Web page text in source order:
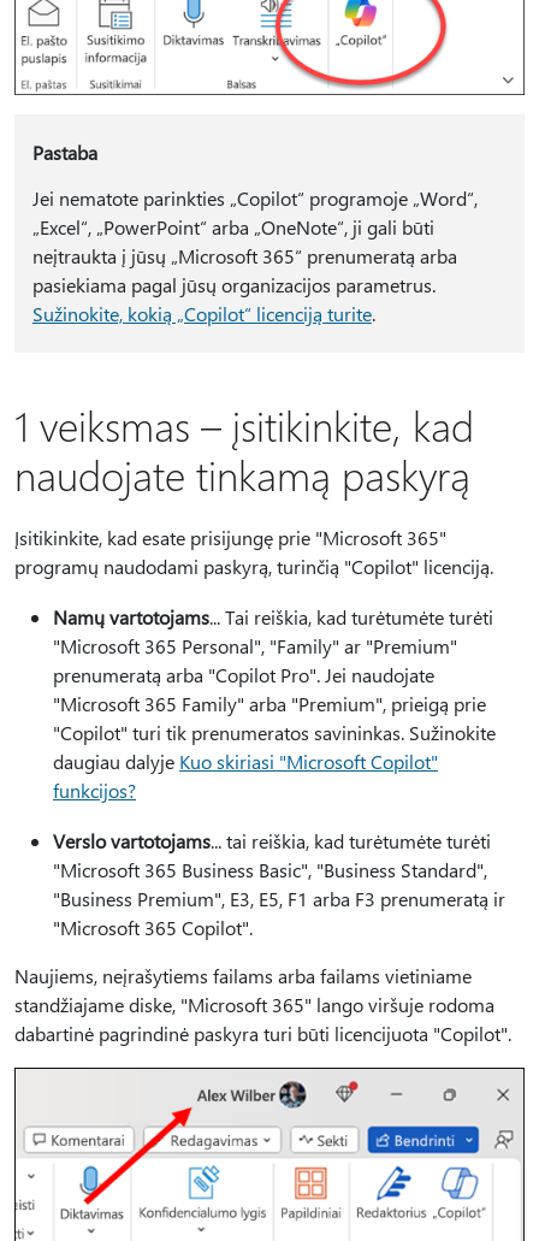
Pastaba
Jei nematote parinkties „Copilot“ programoje „Word“,
„Excel“, „PowerPoint“ arba „OneNote“, ji gali būti
neįtraukta į jūsų „Microsoft 365“ prenumeratą arba
pasiekiama pagal jūsų organizacijos parametrus.
Sužinokite, kokią „Copilot“ licenciją turite.
1 veiksmas – įsitikinkite, kad
naudojate tinkamą paskyrą
Įsitikinkite, kad esate prisijungę prie "Microsoft 365"
programų naudodami paskyrą, turinčią "Copilot" licenciją.
Namų vartotojams... Tai reiškia, kad turėtumėte turėti
"Microsoft 365 Personal", "Family" ar "Premium"
prenumeratą arba "Copilot Pro". Jei naudojate
"Microsoft 365 Family" arba "Premium", prieigą prie
"Copilot" turi tik prenumeratos savininkas. Sužinokite
daugiau dalyje Kuo skiriasi "Microsoft Copilot"
funkcijos?
Verslo vartotojams... tai reiškia, kad turėtumėte turėti
"Microsoft 365 Business Basic", "Business Standard",
"Business Premium", E3, E5, F1 arba F3 prenumeratą ir
"Microsoft 365 Copilot".
Naujiems, neįrašytiems failams arba failams vietiniame
standžiajame diske, "Microsoft 365" lango viršuje rodoma
dabartinė pagrindinė paskyra turi būti licencijuota "Copilot".